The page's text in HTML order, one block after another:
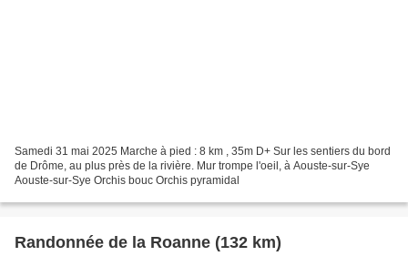
Samedi 31 mai 2025 Marche à pied : 8 km , 35m D+ Sur les sentiers du bord
de Drôme, au plus près de la rivière. Mur trompe l'oeil, à Aouste-sur-Sye
Aouste-sur-Sye Orchis bouc Orchis pyramidal
Randonnée de la Roanne (132 km)